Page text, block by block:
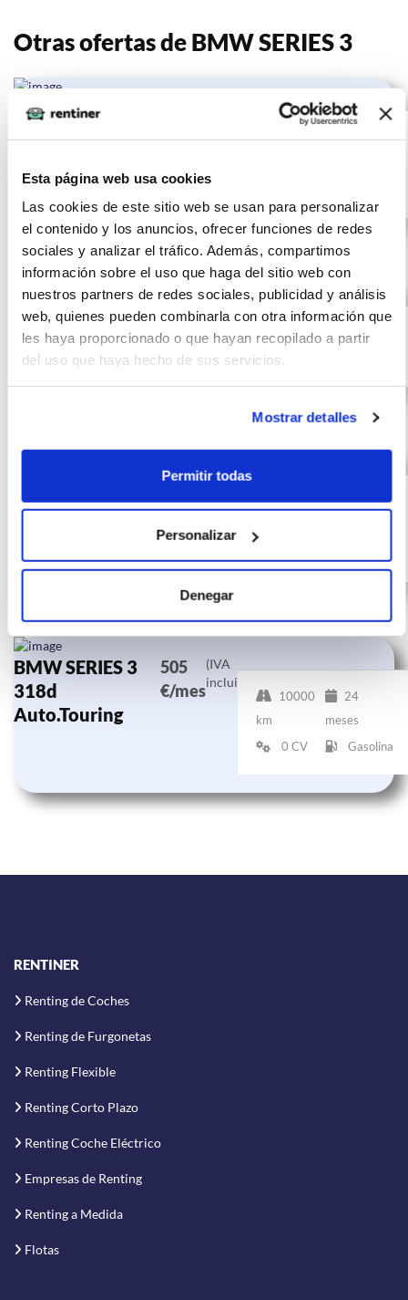
Esta página web usa cookies
Las cookies de este sitio web se usan para personalizar
el contenido y los anuncios, ofrecer funciones de redes
sociales y analizar el tráfico. Además, compartimos
información sobre el uso que haga del sitio web con
nuestros partners de redes sociales, publicidad y análisis
web, quienes pueden combinarla con otra información que
les haya proporcionado o que hayan recopilado a partir
del uso que haya hecho de sus servicios.
Mostrar detalles
Permitir todas
Personalizar
Denegar
Otras ofertas de BMW SERIES 3
BMW SERIES 3
10000
24 meses
BMW SERIES
3 320e
536
€/mes
(IVA
incluido)
10000 km
24 meses
0 CV
318d Auto.
659
(IVA
10000
24 meses
BMW SERIES 3
318d
Auto.Touring
505
€/mes
(IVA
incluido)
10000
km
24
meses
0 CV
Gasolina
RENTINER
Renting de Coches
Renting de Furgonetas
Renting Flexible
Renting Corto Plazo
Renting Coche Eléctrico
Empresas de Renting
Renting a Medida
Flotas